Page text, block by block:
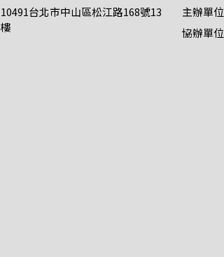
10491台北市中山區松江路168號13
樓
主辦單位
協辦單位